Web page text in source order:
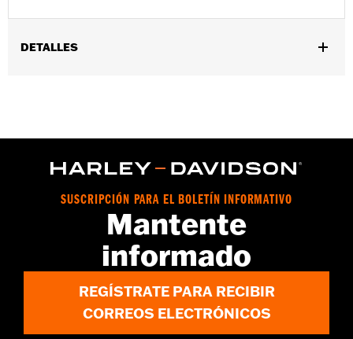
DETALLES
GARANTÍA:1 year limited warranty – Go towww.h-
SUSCRIPCIÓN PARA EL BOLETÍN INFORMATIVO
Mantente
informado
REGÍSTRATE PARA RECIBIR
CORREOS ELECTRÓNICOS